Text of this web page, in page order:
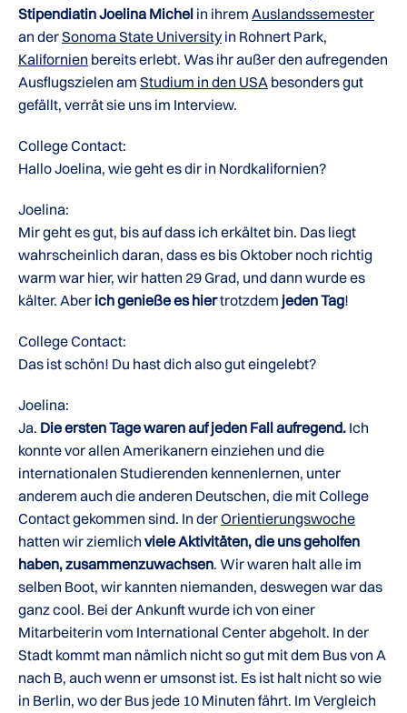
Stipendiatin Joelina Michel in ihrem Auslandssemester
an derSonoma State Universityin Rohnert Park,
Kalifornien bereits erlebt. Was ihr außer den aufregenden
Ausflugszielen am Studium in den USA besonders gut
gefällt, verrät sie uns im Interview.
College Contact:
Hallo Joelina, wie geht es dir in Nordkalifornien?
Joelina:
Mir geht es gut, bis auf dass ich erkältet bin. Das liegt
wahrscheinlich daran, dass es bis Oktober noch richtig
warm war hier, wir hatten 29 Grad, und dann wurde es
kälter. Aber ich genieße es hiertrotzdem jeden Tag!
College Contact:
Das ist schön! Du hast dich also gut eingelebt?
Joelina:
Ja. Die ersten Tage waren auf jeden Fall aufregend. Ich
konnte vor allen Amerikanern einziehen und die
internationalen Studierenden kennenlernen, unter
anderem auch die anderen Deutschen, die mit College
Contact gekommen sind. In derOrientierungswoche
hatten wir ziemlich viele Aktivitäten, die uns geholfen
haben, zusammenzuwachsen. Wir waren halt alle im
selben Boot, wir kannten niemanden, deswegen war das
ganz cool. Bei der Ankunft wurde ich von einer
Mitarbeiterin vom International Center abgeholt. In der
Stadt kommt man nämlich nicht so gut mit dem Bus von A
nach B, auch wenn er umsonst ist. Es ist halt nicht so wie
in Berlin, wo der Bus jede 10 Minuten fährt. Im Vergleich